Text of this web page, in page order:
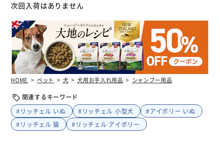
次回入荷はありません
HOME ペット 犬 犬用お手入れ用品 シャンプー用品
関連するキーワード
#リッチェル いぬ
#リッチェル 小型犬
#アイボリー いぬ
#リッチェル 猫
#リッチェル アイボリー